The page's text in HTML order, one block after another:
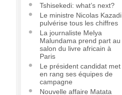
Tshisekedi: what’s next?
Le ministre Nicolas Kazadi
pulvérise tous les chiffres
La journaliste Melya
Malundama prend part au
salon du livre africain à
Paris
Le président candidat met
en rang ses équipes de
campagne
Nouvelle affaire Matata